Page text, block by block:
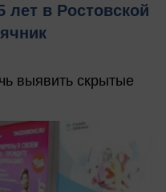
лет в Ростовской
выявить скрытые